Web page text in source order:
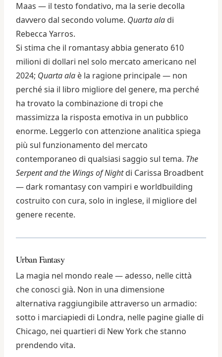
Maas — il testo fondativo, ma la serie decolla
davvero dal secondo volume. Quarta ala di
Rebecca Yarros.
Si stima che il romantasy abbia generato 610
milioni di dollari nel solo mercato americano nel
2024; Quarta ala è la ragione principale — non
perché sia il libro migliore del genere, ma perché
ha trovato la combinazione di tropi che
massimizza la risposta emotiva in un pubblico
enorme. Leggerlo con attenzione analitica spiega
più sul funzionamento del mercato
contemporaneo di qualsiasi saggio sul tema. The
Serpent and the Wings of Nightdi Carissa Broadbent
— dark romantasy con vampiri e worldbuilding
costruito con cura, solo in inglese, il migliore del
genere recente.
Urban Fantasy
La magia nel mondo reale — adesso, nelle città
che conosci già. Non in una dimensione
alternativa raggiungibile attraverso un armadio:
sotto i marciapiedi di Londra, nelle pagine gialle di
Chicago, nei quartieri di New York che stanno
prendendo vita.